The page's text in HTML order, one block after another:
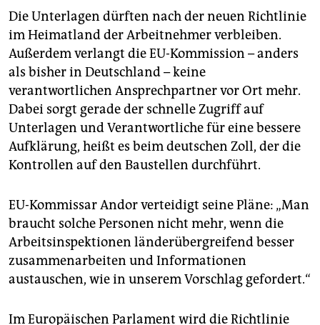
Die Unterlagen dürften nach der neuen Richtlinie
im Heimatland der Arbeitnehmer verbleiben.
Außerdem verlangt die EU-Kommission – anders
als bisher in Deutschland – keine
verantwortlichen Ansprechpartner vor Ort mehr.
Dabei sorgt gerade der schnelle Zugriff auf
Unterlagen und Verantwortliche für eine bessere
Aufklärung, heißt es beim deutschen Zoll, der die
Kontrollen auf den Baustellen durchführt.
EU-Kommissar Andor verteidigt seine Pläne: „Man
braucht solche Personen nicht mehr, wenn die
Arbeitsinspektionen länderübergreifend besser
zusammenarbeiten und Informationen
austauschen, wie in unserem Vorschlag gefordert.“
Im Europäischen Parlament wird die Richtlinie